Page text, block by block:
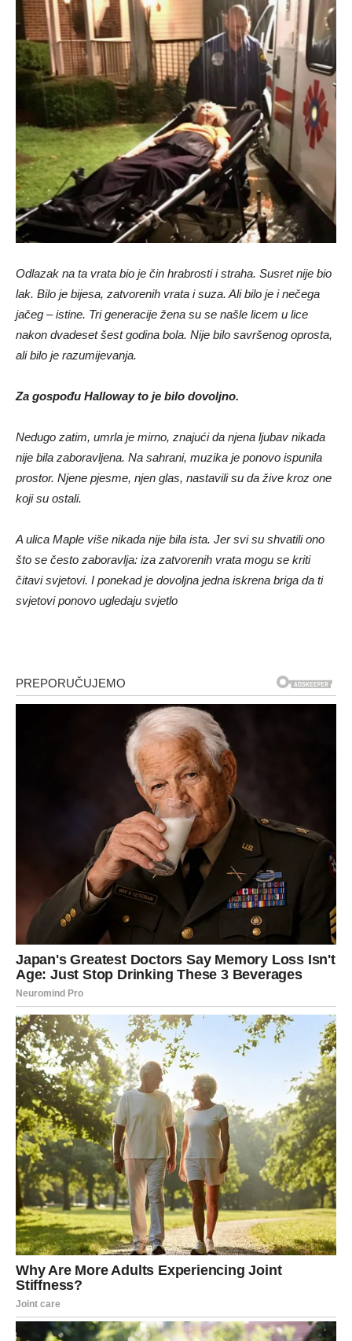
Odlazak na ta vrata bio je čin hrabrosti i straha. Susret nije bio
lak. Bilo je bijesa, zatvorenih vrata i suza. Ali bilo je i nečega
jačeg – istine. Tri generacije žena su se našle licem u lice
nakon dvadeset šest godina bola. Nije bilo savršenog oprosta,
ali bilo je razumijevanja.
Za gospođu Halloway to je bilo dovoljno.
Nedugo zatim, umrla je mirno, znajući da njena ljubav nikada
nije bila zaboravljena. Na sahrani, muzika je ponovo ispunila
prostor. Njene pjesme, njen glas, nastavili su da žive kroz one
koji su ostali.
A ulica Maple više nikada nije bila ista. Jer svi su shvatili ono
što se često zaboravlja: iza zatvorenih vrata mogu se kriti
čitavi svjetovi. I ponekad je dovoljna jedna iskrena briga da ti
svjetovi ponovo ugledaju svjetlo